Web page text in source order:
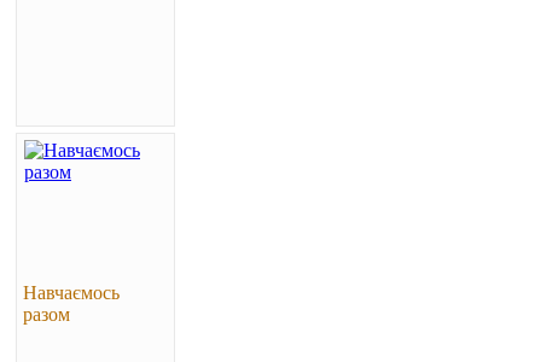
Навчаємось
разом